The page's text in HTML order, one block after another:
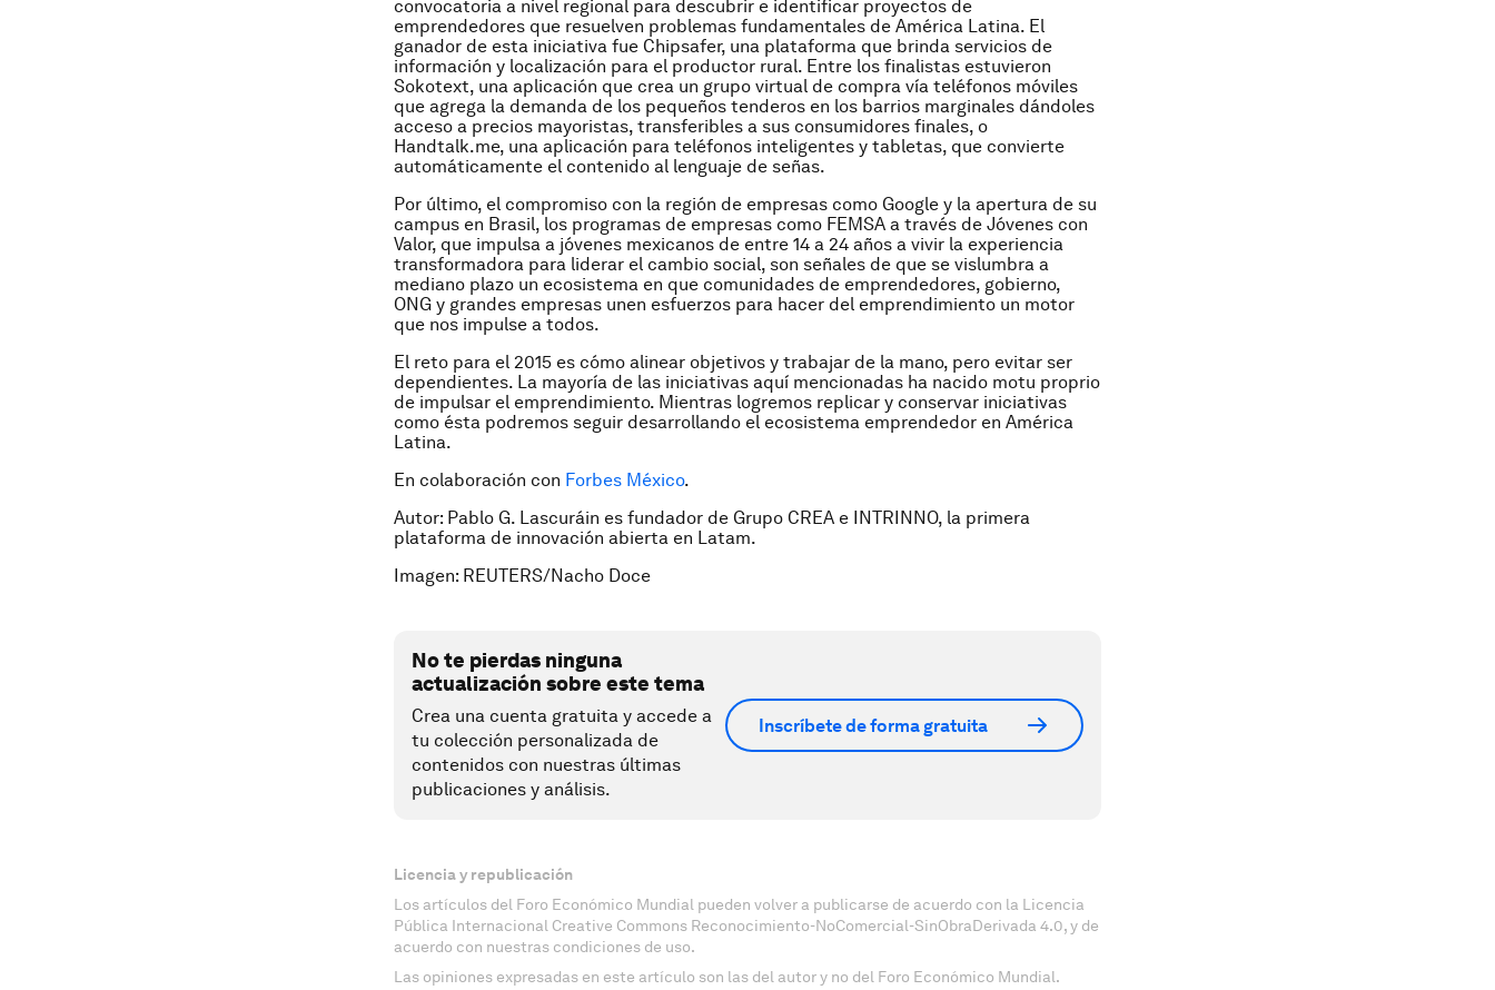
convocatoria a nivel regional para descubrir e identificar proyectos de
emprendedores que resuelven problemas fundamentales de América Latina. El
ganador de esta iniciativa fue Chipsafer, una plataforma que brinda servicios de
información y localización para el productor rural. Entre los finalistas estuvieron
Sokotext, una aplicación que crea un grupo virtual de compra vía teléfonos móviles
que agrega la demanda de los pequeños tenderos en los barrios marginales dándoles
acceso a precios mayoristas, transferibles a sus consumidores finales, o
Handtalk.me, una aplicación para teléfonos inteligentes y tabletas, que convierte
automáticamente el contenido al lenguaje de señas.
Por último, el compromiso con la región de empresas como Google y la apertura de su
campus en Brasil, los programas de empresas como FEMSA a través de Jóvenes con
Valor, que impulsa a jóvenes mexicanos de entre 14 a 24 años a vivir la experiencia
transformadora para liderar el cambio social, son señales de que se vislumbra a
mediano plazo un ecosistema en que comunidades de emprendedores, gobierno,
ONG y grandes empresas unen esfuerzos para hacer del emprendimiento un motor
que nos impulse a todos.
El reto para el 2015 es cómo alinear objetivos y trabajar de la mano, pero evitar ser
dependientes. La mayoría de las iniciativas aquí mencionadas ha nacido motu proprio
de impulsar el emprendimiento. Mientras logremos replicar y conservar iniciativas
como ésta podremos seguir desarrollando el ecosistema emprendedor en América
Latina.
En colaboración con Forbes México.
Autor: Pablo G. Lascuráin es fundador de Grupo CREA e INTRINNO, la primera
plataforma de innovación abierta en Latam.
Imagen: REUTERS/Nacho Doce
No te pierdas ninguna
actualización sobre este tema
Crea una cuenta gratuita y accede a
tu colección personalizada de
contenidos con nuestras últimas
publicaciones y análisis.
Inscríbete de forma gratuita
Licencia y republicación
Los artículos del Foro Económico Mundial pueden volver a publicarse de acuerdo con la Licencia
Pública Internacional Creative Commons Reconocimiento-NoComercial-SinObraDerivada 4.0, y de
acuerdo con nuestras condiciones de uso.
Las opiniones expresadas en este artículo son las del autor y no del Foro Económico Mundial.